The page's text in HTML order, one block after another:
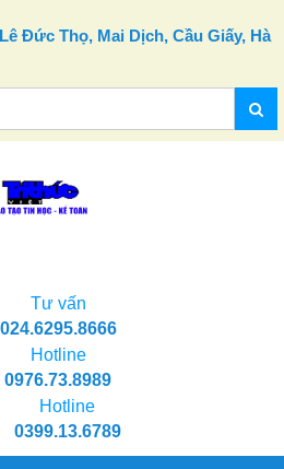
Đức Thọ, Mai Dịch, Cầu Giấy, Hà
Tư vấn
024.6295.8666
Hotline
0976.73.8989
Hotline
0399.13.6789